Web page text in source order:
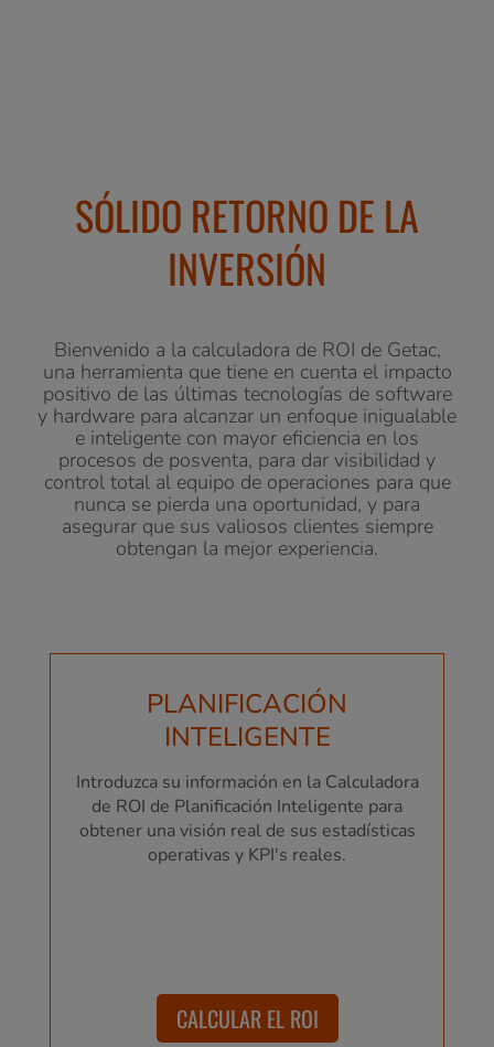
SÓLIDO RETORNO DE LA
INVERSIÓN
Bienvenido a la calculadora de ROI de Getac,
una herramienta que tiene en cuenta el impacto
positivo de las últimas tecnologías de software
y hardware para alcanzar un enfoque inigualable
e inteligente con mayor eficiencia en los
procesos de posventa, para dar visibilidad y
control total al equipo de operaciones para que
nunca se pierda una oportunidad, y para
asegurar que sus valiosos clientes siempre
obtengan la mejor experiencia.
PLANIFICACIÓN
INTELIGENTE
Introduzca su información en la Calculadora
de ROI de Planificación Inteligente para
obtener una visión real de sus estadísticas
operativas y KPI's reales.
CALCULAR EL ROI